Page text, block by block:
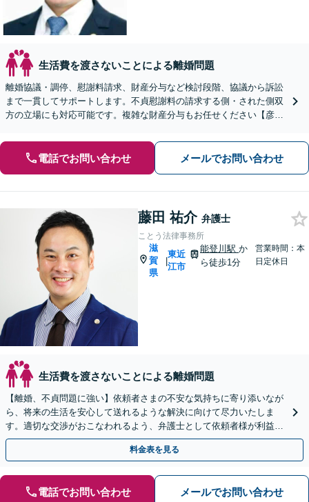
生活費を渡さないことによる離婚問題
離婚協議・調停、慰謝料請求、財産分与など検討段階、協議から訴訟
まで一貫してサポートします。不貞慰謝料の請求する側・された側双
方の立場にも対応可能です。複雑な財産分与もお任せください【彦根
電話でお問い合わせ メールでお問い合わせ
藤田 祐介 弁護士
ことう法律事務所
滋
賀
県
|
東近
江市
能登川駅か
ら徒歩1分
営業時間：本
日定休日
生活費を渡さないことによる離婚問題
【離婚、不貞問題に強い】依頼者さまの不安な気持ちに寄り添いなが
ら、将来の生活を安心して送れるような解決に向けて尽力いたしま
す。適切な交渉がおこなわれるよう、弁護士として依頼者様が利益を
最大限得ることができるようサポート【子連れ相談OK】
料金表を見る
電話でお問い合わせ メールでお問い合わせ